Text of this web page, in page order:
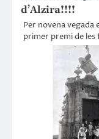
d’Alzira!!!!
Per novena vegada
primer premi de les